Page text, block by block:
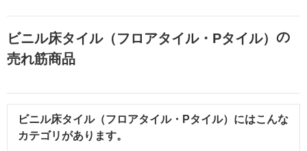
ビニル床タイル（フロアタイル・Pタイル） の
売れ筋商品
ビニル床タイル（フロアタイル・Pタイル） にはこんな
カテゴリがあります。